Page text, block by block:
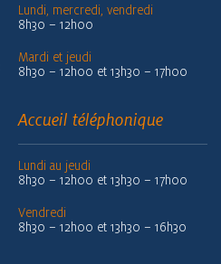
Lundi, mercredi, vendredi
8h30 – 12h00
Mardi et jeudi
8h30 – 12h00 et 13h30 – 17h00
Accueil téléphonique
Lundi au jeudi
8h30 – 12h00 et 13h30 – 17h00
Vendredi
8h30 – 12h00 et 13h30 – 16h30